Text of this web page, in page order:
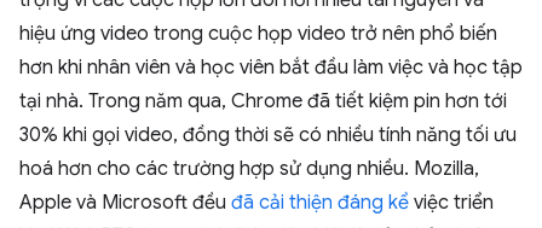
hiệu ứng video trong cuộc họp video trở nên phổ biến
hơn khi nhân viên và học viên bắt đầu làm việc và học tập
tại nhà. Trong năm qua, Chrome đã tiết kiệm pin hơn tới
30% khi gọi video, đồng thời sẽ có nhiều tính năng tối ưu
hoá hơn cho các trường hợp sử dụng nhiều. Mozilla,
Apple và Microsoft đều đã cải thiện đáng kể việc triển